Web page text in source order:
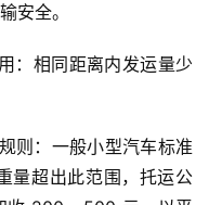
安全。
：相同距离内发运量少
则：一般小型汽车标准
量超出此范围，托运公